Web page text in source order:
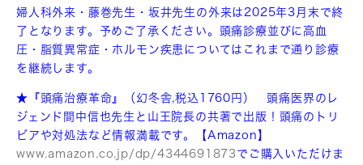
婦人科外来・藤巻先生・坂井先生の外来は2025年3月末で終
了となります。予めご了承ください。頭痛診療並びに高血
圧・脂質異常症・ホルモン疾患についてはこれまで通り診療
を継続します。
★『頭痛治療革命』（幻冬舎,税込1760円） 頭痛医界のレ
ジェンド間中信也先生と山王院長の共著で出版！ 頭痛のトリ
ビアや対処法など情報満載です。【Amazon】
www.amazon.co.jp/dp/4344691873 でご購入いただけま